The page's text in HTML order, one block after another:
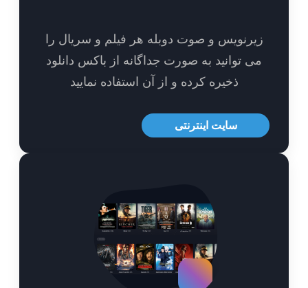
و صوت دوبله هر فیلم و سریال را
توانید به صورت جداگانه از باکس دانلود
ذخیره کرده و از آن استفاده نمایید
سایت اینترنتی